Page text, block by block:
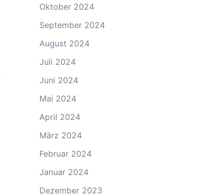
Oktober 2024
September 2024
August 2024
Juli 2024
Juni 2024
Mai 2024
April 2024
März 2024
Februar 2024
Januar 2024
Dezember 2023